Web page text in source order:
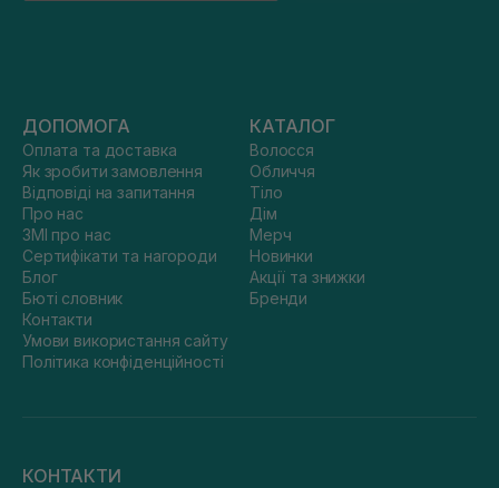
ДОПОМОГА
Оплата та доставка
Як зробити замовлення
Відповіді на запитання
Про нас
ЗМІ про нас
Сертифікати та нагороди
Блог
Бюті словник
Контакти
Умови використання сайту
Політика конфіденційності
КАТАЛОГ
Волосся
Обличчя
Тіло
Дім
Мерч
Новинки
Акції та знижки
Бренди
КОНТАКТИ